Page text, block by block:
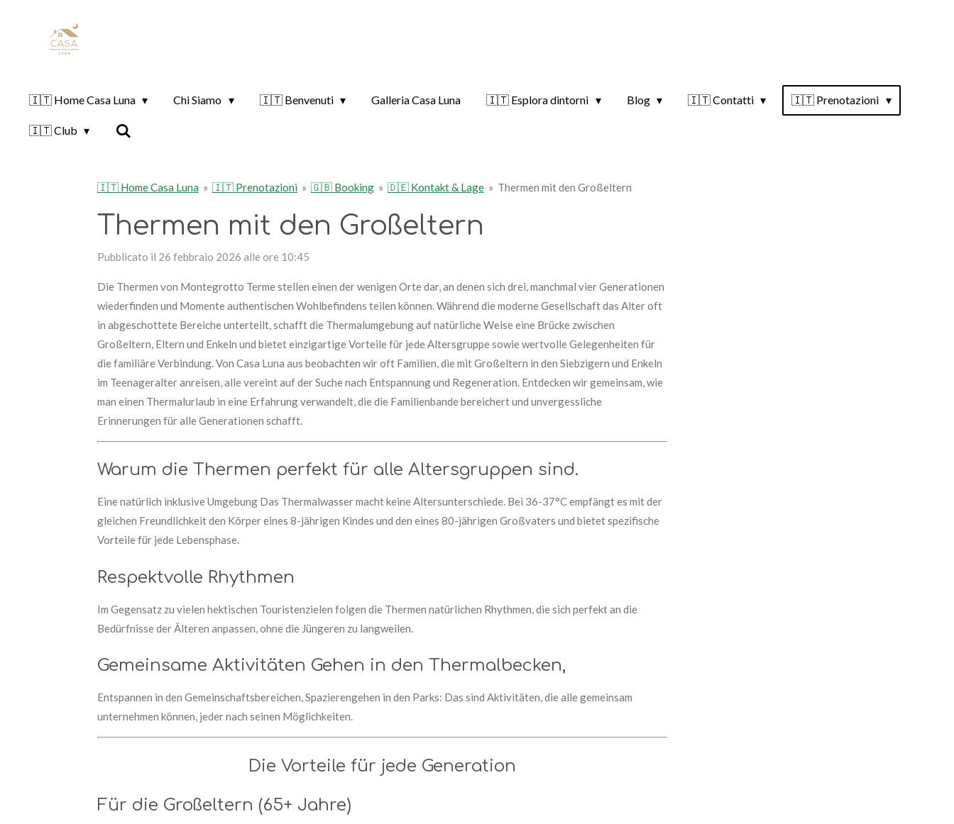
🇮🇹 Home Casa Luna Chi Siamo 🇮🇹 Benvenuti Galleria Casa Luna 🇮🇹 Esplora dintorni Blog 🇮🇹 Contatti 🇮🇹 Prenotazioni
🇮🇹 Club
🇮🇹 Home Casa Luna » 🇮🇹 Prenotazioni » 🇬🇧 Booking » 🇩🇪 Kontakt & Lage » Thermen mit den Großeltern
Thermen mit den Großeltern
Pubblicato il 26 febbraio 2026 alle ore 10:45
Die Thermen von Montegrotto Terme stellen einen der wenigen Orte dar, an denen sich drei, manchmal vier Generationen
wiederfinden und Momente authentischen Wohlbefindens teilen können. Während die moderne Gesellschaft das Alter oft
in abgeschottete Bereiche unterteilt, schafft die Thermalumgebung auf natürliche Weise eine Brücke zwischen
Großeltern, Eltern und Enkeln und bietet einzigartige Vorteile für jede Altersgruppe sowie wertvolle Gelegenheiten für
die familiäre Verbindung. Von Casa Luna aus beobachten wir oft Familien, die mit Großeltern in den Siebzigern und Enkeln
im Teenageralter anreisen, alle vereint auf der Suche nach Entspannung und Regeneration. Entdecken wir gemeinsam, wie
man einen Thermalurlaub in eine Erfahrung verwandelt, die die Familienbande bereichert und unvergessliche
Erinnerungen für alle Generationen schafft.
Warum die Thermen perfekt für alle Altersgruppen sind.
Eine natürlich inklusive Umgebung Das Thermalwasser macht keine Altersunterschiede. Bei 36-37°C empfängt es mit der
gleichen Freundlichkeit den Körper eines 8-jährigen Kindes und den eines 80-jährigen Großvaters und bietet spezifische
Vorteile für jede Lebensphase.
Respektvolle Rhythmen
Im Gegensatz zu vielen hektischen Touristenzielen folgen die Thermen natürlichen Rhythmen, die sich perfekt an die
Bedürfnisse der Älteren anpassen, ohne die Jüngeren zu langweilen.
Gemeinsame Aktivitäten Gehen in den Thermalbecken,
Entspannen in den Gemeinschaftsbereichen, Spazierengehen in den Parks: Das sind Aktivitäten, die alle gemeinsam
unternehmen können, jeder nach seinen Möglichkeiten.
Die Vorteile für jede Generation
Für die Großeltern (65+ Jahre)